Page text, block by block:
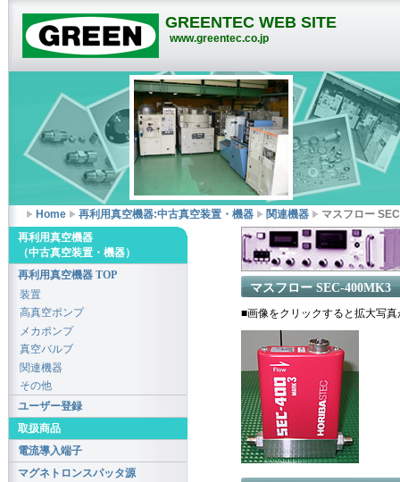
GREENTEC WEB SITE
www.greentec.co.jp
Home 再利用真空機器:中古真空装置・機器 関連機器 マスフロー
マスフロー SEC-400MK3
■画像をクリックすると拡大写
再利用真空機器
（中古真空装置・機器）
再利用真空機器 TOP
装置
高真空ポンプ
メカポンプ
真空バルブ
関連機器
その他
ユーザー登録
取扱商品
電流導入端子
マグネトロンスパッタ源